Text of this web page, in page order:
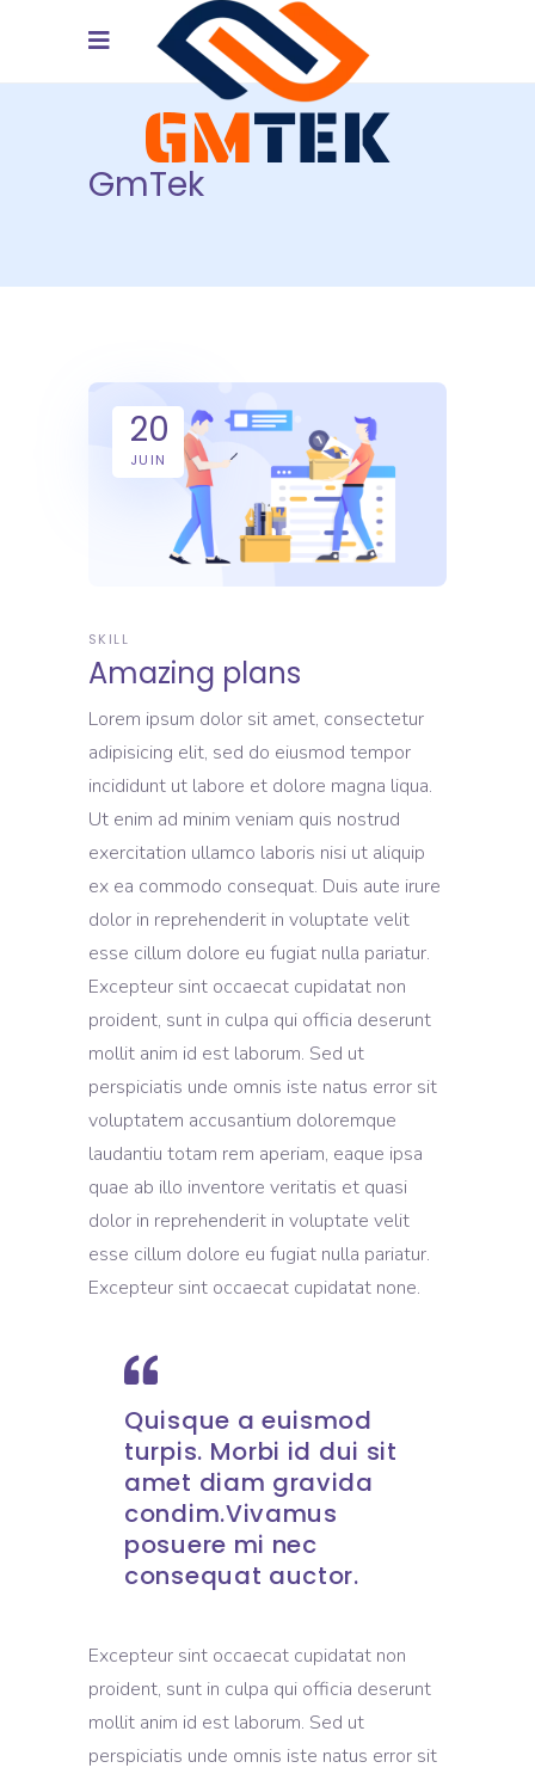
GmTek
20
JUIN
SKILL
Amazing plans
Lorem ipsum dolor sit amet, consectetur
adipisicing elit, sed do eiusmod tempor
incididunt ut labore et dolore magna liqua.
Ut enim ad minim veniam quis nostrud
exercitation ullamco laboris nisi ut aliquip
ex ea commodo consequat. Duis aute irure
dolor in reprehenderit in voluptate velit
esse cillum dolore eu fugiat nulla pariatur.
Excepteur sint occaecat cupidatat non
proident, sunt in culpa qui officia deserunt
mollit anim id est laborum. Sed ut
perspiciatis unde omnis iste natus error sit
voluptatem accusantium doloremque
laudantiu totam rem aperiam, eaque ipsa
quae ab illo inventore veritatis et quasi
dolor in reprehenderit in voluptate velit
esse cillum dolore eu fugiat nulla pariatur.
Excepteur sint occaecat cupidatat none.
Quisque a euismod
turpis. Morbi id dui sit
amet diam gravida
condim.Vivamus
posuere mi nec
consequat auctor.
Excepteur sint occaecat cupidatat non
proident, sunt in culpa qui officia deserunt
mollit anim id est laborum. Sed ut
perspiciatis unde omnis iste natus error sit